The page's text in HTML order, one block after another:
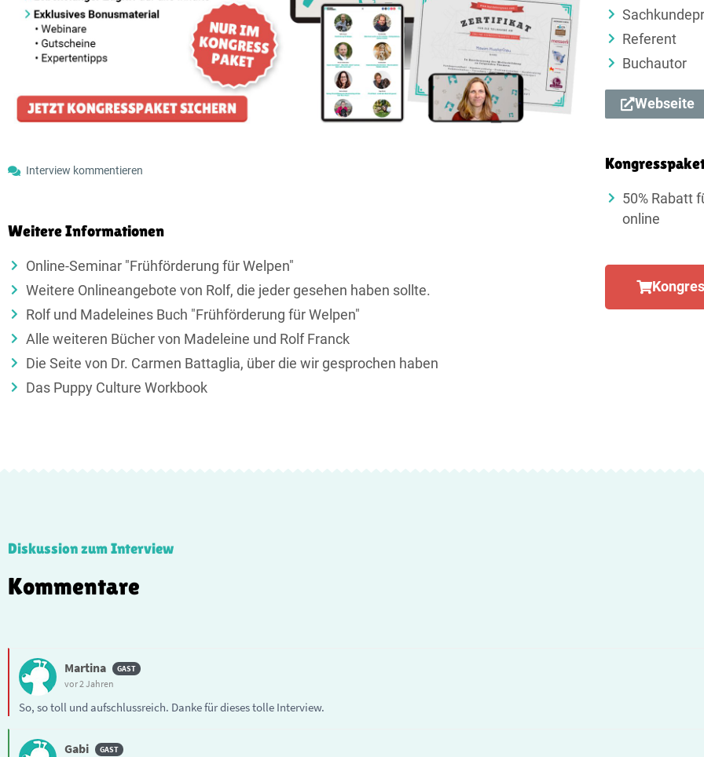
Interview kommentieren
Weitere Informationen
Online-Seminar "Frühförderung für Welpen"
Weitere Onlineangebote von Rolf, die jeder gesehen haben sollte.
Rolf und Madeleines Buch "Frühförderung für Welpen"
Alle weiteren Bücher von Madeleine und Rolf Franck
Die Seite von Dr. Carmen Battaglia, über die wir gesprochen haben
Das Puppy Culture Workbook
Referent
Buchautor
Webseite
50% Rabatt
online
Diskussion zum Interview
Kommentare
Martina
vor 2 Jahren
So, so toll und aufschlussreich. Danke für dieses tolle Interview.
Gabi